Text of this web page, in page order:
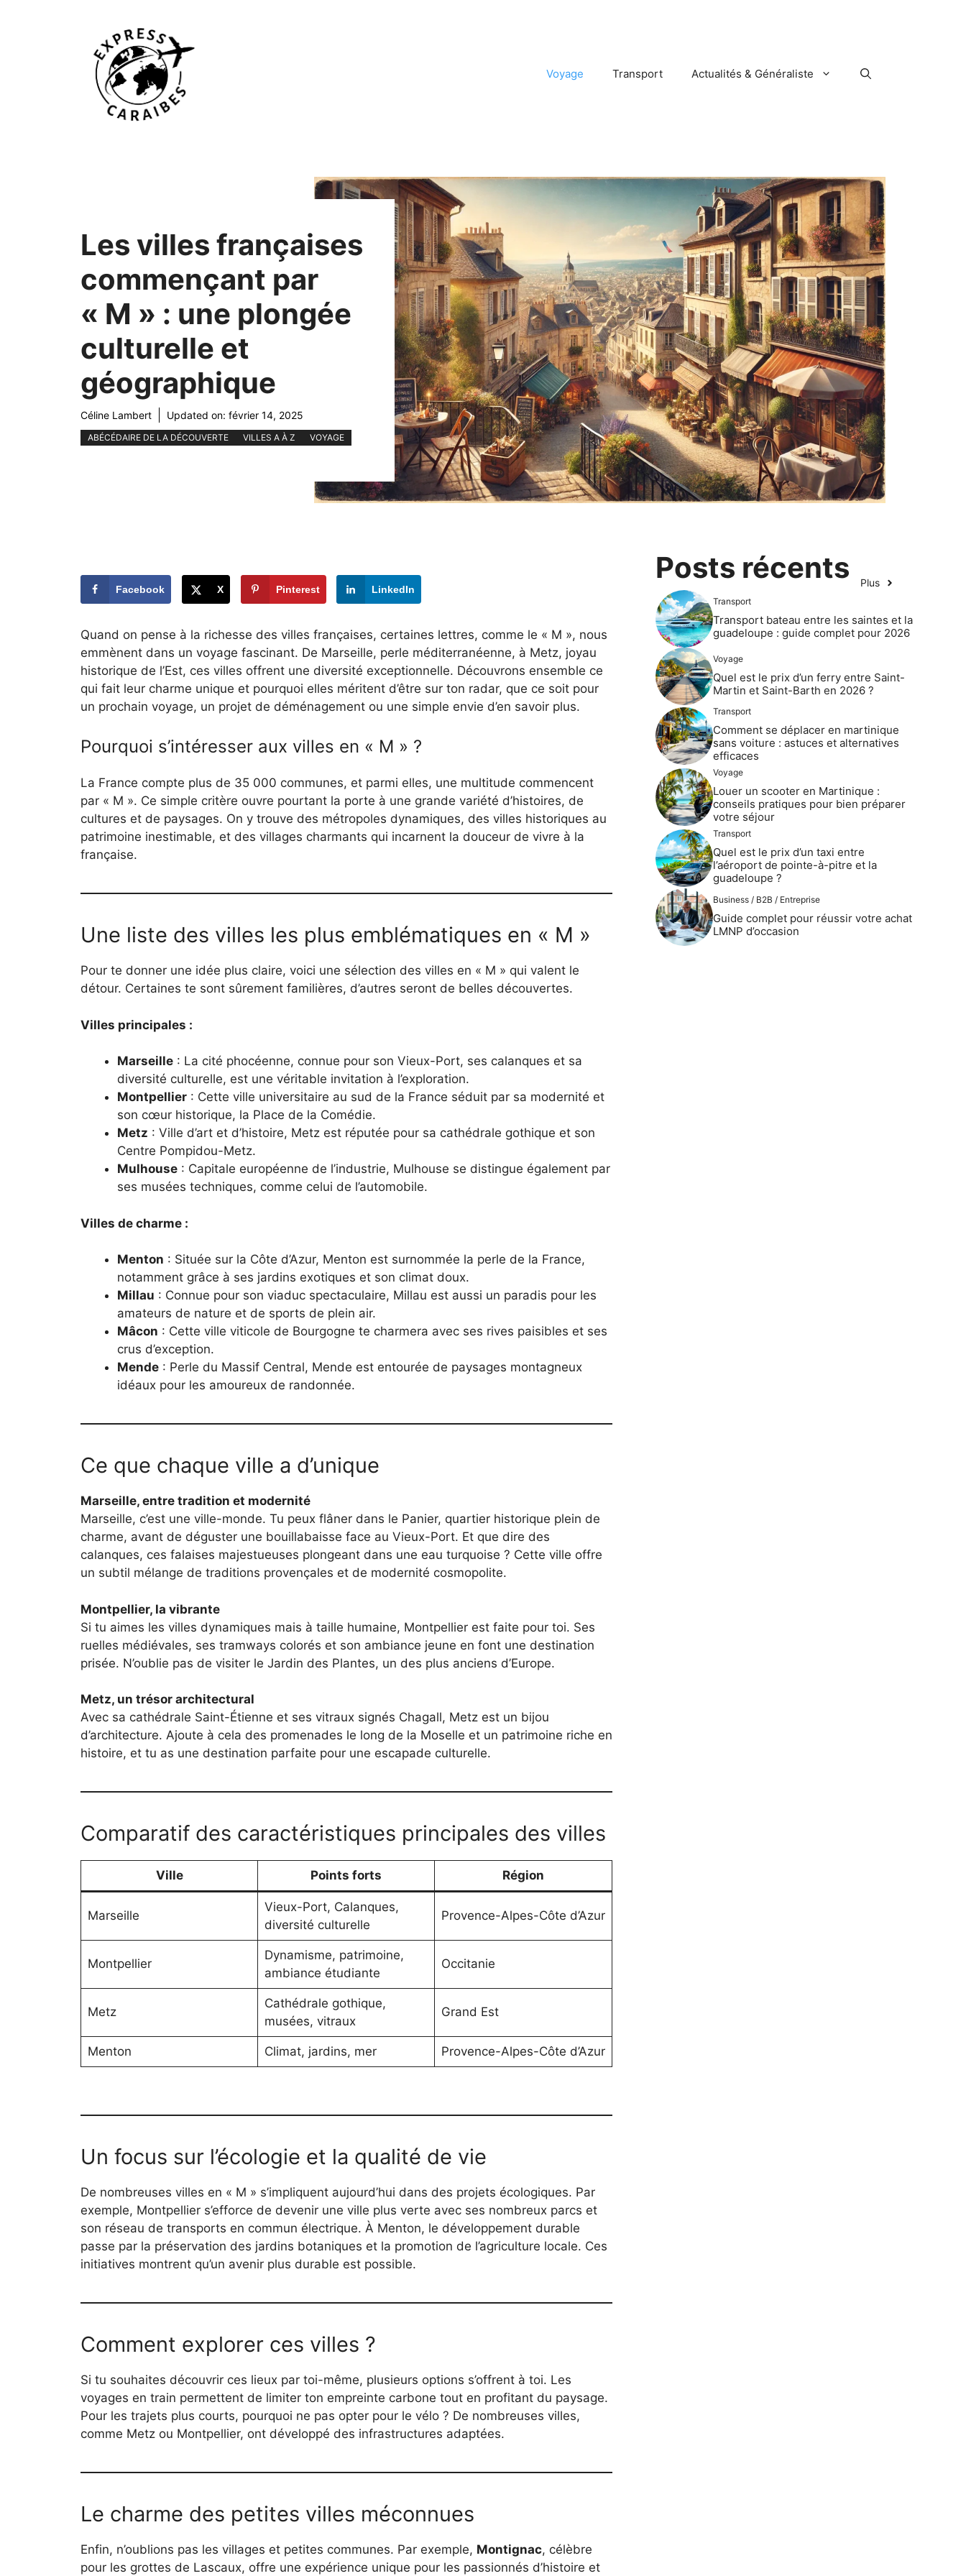
Voyage Transport Actualités & Généraliste
Les villes françaises
commençant par
« M » : une plongée
culturelle et
géographique
Céline Lambert Updated on: février 14, 2025
ABÉCÉDAIRE DE LA DÉCOUVERTE VILLES A À Z VOYAGE
Facebook X Pinterest LinkedIn
Quand on pense à la richesse des villes françaises, certaines lettres, comme le « M », nous
emmènent dans un voyage fascinant. De Marseille, perle méditerranéenne, à Metz, joyau
historique de l’Est, ces villes offrent une diversité exceptionnelle. Découvrons ensemble ce
qui fait leur charme unique et pourquoi elles méritent d’être sur ton radar, que ce soit pour
un prochain voyage, un projet de déménagement ou une simple envie d’en savoir plus.
Pourquoi s’intéresser aux villes en « M » ?
La France compte plus de 35 000 communes, et parmi elles, une multitude commencent
par « M ». Ce simple critère ouvre pourtant la porte à une grande variété d’histoires, de
cultures et de paysages. On y trouve des métropoles dynamiques, des villes historiques au
patrimoine inestimable, et des villages charmants qui incarnent la douceur de vivre à la
française.
Une liste des villes les plus emblématiques en « M »
Pour te donner une idée plus claire, voici une sélection des villes en « M » qui valent le
détour. Certaines te sont sûrement familières, d’autres seront de belles découvertes.
Villes principales :
Marseille : La cité phocéenne, connue pour son Vieux-Port, ses calanques et sa
diversité culturelle, est une véritable invitation à l’exploration.
Montpellier : Cette ville universitaire au sud de la France séduit par sa modernité et
son cœur historique, la Place de la Comédie.
Metz : Ville d’art et d’histoire, Metz est réputée pour sa cathédrale gothique et son
Centre Pompidou-Metz.
Mulhouse : Capitale européenne de l’industrie, Mulhouse se distingue également par
ses musées techniques, comme celui de l’automobile.
Villes de charme :
Menton : Située sur la Côte d’Azur, Menton est surnommée la perle de la France,
notamment grâce à ses jardins exotiques et son climat doux.
Millau : Connue pour son viaduc spectaculaire, Millau est aussi un paradis pour les
amateurs de nature et de sports de plein air.
Mâcon : Cette ville viticole de Bourgogne te charmera avec ses rives paisibles et ses
crus d’exception.
Mende : Perle du Massif Central, Mende est entourée de paysages montagneux
idéaux pour les amoureux de randonnée.
Ce que chaque ville a d’unique
Marseille, entre tradition et modernité
Marseille, c’est une ville-monde. Tu peux flâner dans le Panier, quartier historique plein de
charme, avant de déguster une bouillabaisse face au Vieux-Port. Et que dire des
calanques, ces falaises majestueuses plongeant dans une eau turquoise ? Cette ville offre
un subtil mélange de traditions provençales et de modernité cosmopolite.
Montpellier, la vibrante
Si tu aimes les villes dynamiques mais à taille humaine, Montpellier est faite pour toi. Ses
ruelles médiévales, ses tramways colorés et son ambiance jeune en font une destination
prisée. N’oublie pas de visiter le Jardin des Plantes, un des plus anciens d’Europe.
Metz, un trésor architectural
Avec sa cathédrale Saint-Étienne et ses vitraux signés Chagall, Metz est un bijou
d’architecture. Ajoute à cela des promenades le long de la Moselle et un patrimoine riche en
histoire, et tu as une destination parfaite pour une escapade culturelle.
Comparatif des caractéristiques principales des villes
Ville Points forts Région
Marseille
Vieux-Port, Calanques,
diversité culturelle
Provence-Alpes-Côte d’Azur
Montpellier
Dynamisme, patrimoine,
ambiance étudiante
Occitanie
Metz
Cathédrale gothique,
musées, vitraux
Grand Est
Menton Climat, jardins, mer Provence-Alpes-Côte d’Azur
Un focus sur l’écologie et la qualité de vie
De nombreuses villes en « M » s’impliquent aujourd’hui dans des projets écologiques. Par
exemple, Montpellier s’efforce de devenir une ville plus verte avec ses nombreux parcs et
son réseau de transports en commun électrique. À Menton, le développement durable
passe par la préservation des jardins botaniques et la promotion de l’agriculture locale. Ces
initiatives montrent qu’un avenir plus durable est possible.
Comment explorer ces villes ?
Si tu souhaites découvrir ces lieux par toi-même, plusieurs options s’offrent à toi. Les
voyages en train permettent de limiter ton empreinte carbone tout en profitant du paysage.
Pour les trajets plus courts, pourquoi ne pas opter pour le vélo ? De nombreuses villes,
comme Metz ou Montpellier, ont développé des infrastructures adaptées.
Le charme des petites villes méconnues
Enfin, n’oublions pas les villages et petites communes. Par exemple, Montignac, célèbre
pour les grottes de Lascaux, offre une expérience unique pour les passionnés d’histoire et
Posts récents Plus
Transport
Transport bateau entre les saintes et la
guadeloupe : guide complet pour 2026
Voyage
Quel est le prix d’un ferry entre Saint-
Martin et Saint-Barth en 2026 ?
Transport
Comment se déplacer en martinique
sans voiture : astuces et alternatives
efficaces
Voyage
Louer un scooter en Martinique :
conseils pratiques pour bien préparer
votre séjour
Transport
Quel est le prix d’un taxi entre
l’aéroport de pointe-à-pitre et la
guadeloupe ?
Business / B2B / Entreprise
Guide complet pour réussir votre achat
LMNP d’occasion